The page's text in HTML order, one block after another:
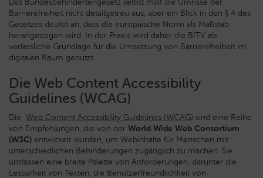
Das Bundesbehindertengesetz selbst malt die Umrisse der
Barrierefreiheit nicht detailgetreu aus, aber ein Blick in den § 4 des
Gesetzes deutet an, dass die europäische Norm als Maßstab
herangezogen wird. In der Praxis wird daher die BITV als
verlässliche Grundlage für die Umsetzung von Barrierefreiheit im
digitalen Raum genutzt.
Die Web Content Accessibility
Guidelines (WCAG)
Die Web Content Accessibility Guidelines (WCAG) sind eine Reihe
von Empfehlungen, die von der World Wide Web Consortium
(W3C) entwickelt wurden, um Webinhalte für Menschen mit
unterschiedlichen Behinderungen zugänglich zu machen. Sie
umfassen eine breite Palette von Anforderungen, darunter die
Lesbarkeit von Texten, die Benutzerfreundlichkeit von